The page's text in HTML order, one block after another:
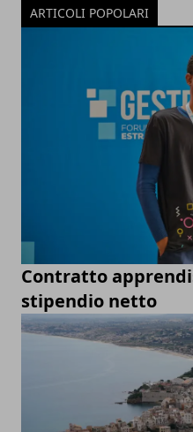
ARTICOLI POPOLARI
Contratto
stipendio netto